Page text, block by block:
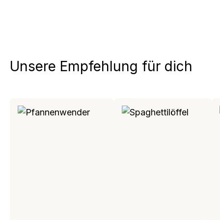
Produktgalerie überspringen
Unsere Empfehlung für dich